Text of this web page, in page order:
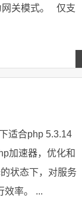
网关模式。 仅支
适合php 5.3.14
加速器，优化和
状态下，对服务
效率。 ...